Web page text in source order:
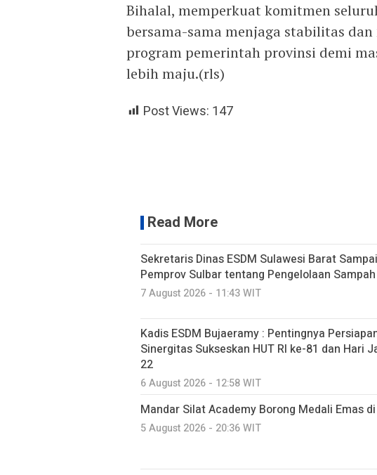
Bihalal, memperkuat komitmen
bersama-sama menjaga stabilitas
program pemerintah provinsi demi
lebih maju.(rls)
Post Views: 147
Read More
Sekretaris Dinas ESDM Sulawesi Barat
Pemprov Sulbar tentang Pengelolaan Sampah
7 August 2026 - 11:43 WIT
Kadis ESDM Bujaeramy : Pentingnya
Sinergitas Sukseskan HUT RI ke-81 dan Hari
22
6 August 2026 - 12:58 WIT
Mandar Silat Academy Borong Medali Emas
5 August 2026 - 20:36 WIT